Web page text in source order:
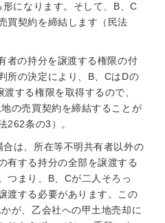
になります。そして、B、C
買契約を締結します（民法
者の持分を譲渡する権限の付
所の決定により、B、CはDの
する権限を取得するので、
の売買契約を締結することが
262条の3）。
は、所在等不明共有者以外の
有する持分の全部を譲渡する
つまり、B、Cが二人そろっ
渡する必要があります。この
が、乙会社への甲土地売却に